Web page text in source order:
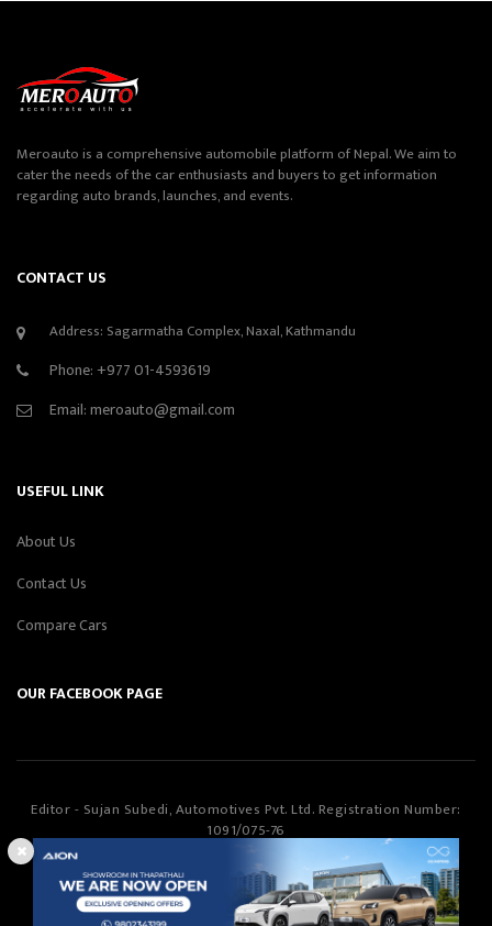
Meroauto is a comprehensive automobile platform of Nepal. We aim to
cater the needs of the car enthusiasts and buyers to get information
regarding auto brands, launches, and events.
CONTACT US
Address: Sagarmatha Complex, Naxal, Kathmandu
Phone: +977 01-4593619
Email:meroauto@gmail.com
USEFUL LINK
About Us
Contact Us
Compare Cars
OUR FACEBOOK PAGE
Editor - Sujan Subedi, Automotives Pvt. Ltd. Registration Number:
1091/075-76
©Copyright2026Automotives Pvt. LtdAll Rights Reserved.
Designed & Developed by
Smartway Learning Technologies